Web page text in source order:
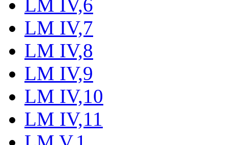
LM IV,6
LM IV,7
LM IV,8
LM IV,9
LM IV,10
LM IV,11